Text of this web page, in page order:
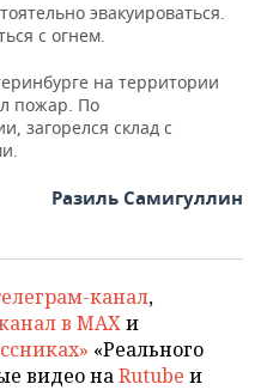
эвакуироваться.
с огнем.
на территории
пожар. По
загорелся склад с
Разиль Самигуллин
канал,
в MAXи
«Реального
видео наRutube и